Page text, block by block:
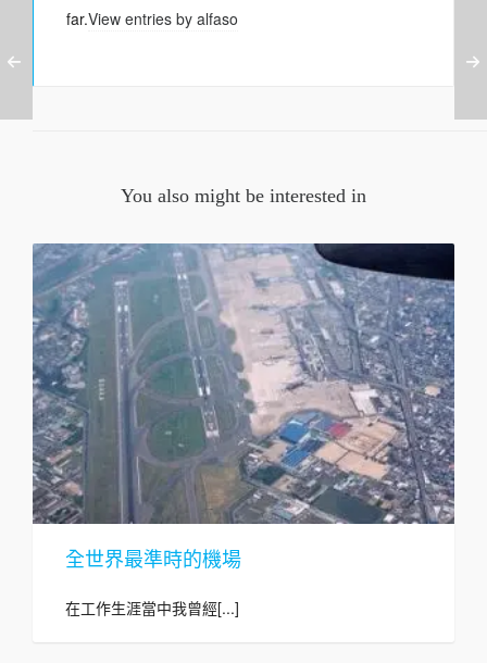
far.View entries by alfaso
You also might be interested in
全世界最準時的機場
在工作生涯當中我曾經[...]